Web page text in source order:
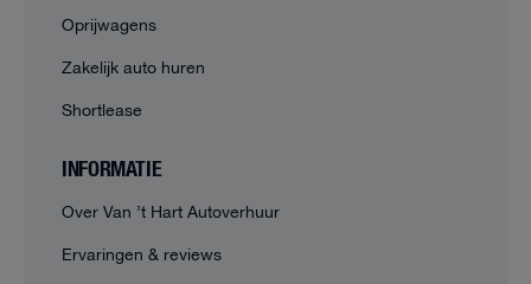
Oprijwagens
Zakelijk auto huren
Shortlease
INFORMATIE
Over Van ’t Hart Autoverhuur
Ervaringen & reviews